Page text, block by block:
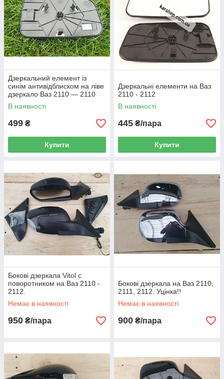
Дзеркальний елемент із
синім антивідблиском на ліве
дзеркало Ваз 2110 — 2110
В наявності
499 ₴
Купити
Дзеркальні елементи на Ваз
2110 - 2112
В наявності
445 ₴/пара
Купити
Бокові дзеркала Vitol с
поворотником на Ваз 2110 -
2112.
Немає в наявності
950 ₴/пара
Бокові дзеркала на Ваз 2110,
2111, 2112. Уцінка!!
Немає в наявності
900 ₴/пара